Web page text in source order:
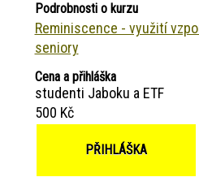
Podrobnosti o kurzu
Reminiscence - využití
seniory
Cena a přihláška
studenti Jaboku a ETF
500 Kč
PŘIHLÁŠKA